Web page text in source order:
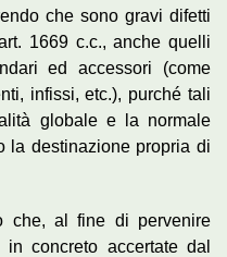
che sono gravi difetti
1669 c.c., anche quelli
ed accessori (come
infissi, etc.), purché tali
globale e la normale
la destinazione propria di
che, al fine di pervenire
concreto accertate dal